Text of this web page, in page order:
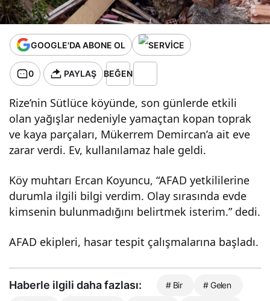
GOOGLE'DA ABONE OL
0 PAYLAŞ BEĞEN
Rize’nin Sütlüce köyünde, son günlerde etkili
olan yağışlar nedeniyle yamaçtan kopan toprak
ve kaya parçaları, Mükerrem Demircan’a ait eve
zarar verdi. Ev, kullanılamaz hale geldi.
Köy muhtarı Ercan Koyuncu, “AFAD yetkililerine
durumla ilgili bilgi verdim. Olay sırasında evde
kimsenin bulunmadığını belirtmek isterim.” dedi.
AFAD ekipleri, hasar tespit çalışmalarına başladı.
Haberle ilgili daha fazlası: # Bir # Gelen